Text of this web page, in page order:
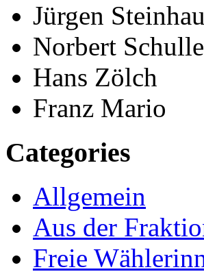
Jürgen
Norbert
Hans Zölch
Franz Mario
Categories
Allgemein
Aus der
Freie